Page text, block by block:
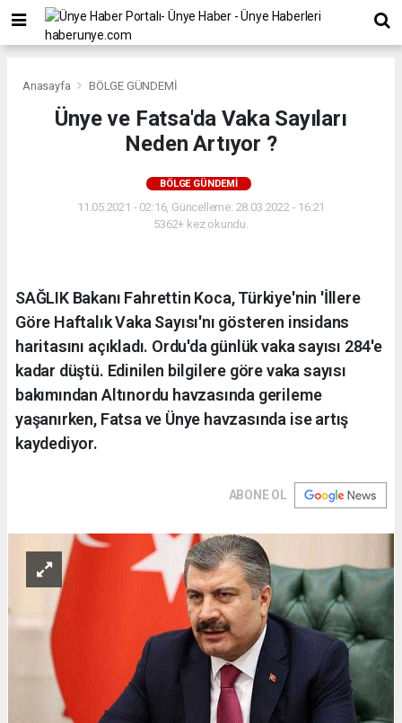
Anasayfa BÖLGE GÜNDEMİ
Ünye ve Fatsa'da Vaka Sayıları
Neden Artıyor ?
BÖLGE GÜNDEMİ
11.05.2021 - 02:16, Güncelleme: 28.03.2022 - 16:21
5362+ kez okundu.
SAĞLIK Bakanı Fahrettin Koca, Türkiye'nin 'İllere
Göre Haftalık Vaka Sayısı'nı gösteren insidans
haritasını açıkladı. Ordu'da günlük vaka sayısı 284'e
kadar düştü. Edinilen bilgilere göre vaka sayısı
bakımından Altınordu havzasında gerileme
yaşanırken, Fatsa ve Ünye havzasında ise artış
kaydediyor.
ABONE OL